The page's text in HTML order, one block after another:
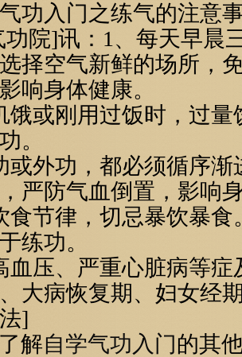
功入门之练气的注意
功院]讯：1、每天早晨
择空气新鲜的场所，
响身体健康。
饿或刚用过饭时，过
。
或外功，都必须循序
严防气血倒置，影响
食节律，切忌暴饮暴
练功。
血压、严重心脏病等
大病恢复期、妇女经
]
解自学气功入门的其